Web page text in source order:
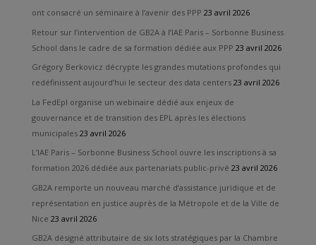
ont consacré un séminaire à l’avenir des PPP 23 avril 2026
Retour sur l’intervention de GB2A à l’IAE Paris – Sorbonne Business
School dans le cadre de sa formation dédiée aux PPP 23 avril 2026
Grégory Berkovicz décrypte les grandes mutations profondes qui
redéfinissent aujourd’hui le secteur des data centers 23 avril 2026
La FedEpl organise un webinaire dédié aux enjeux de
gouvernance et de transition des EPL après les élections
municipales 23 avril 2026
L’IAE Paris – Sorbonne Business School ouvre les inscriptions à sa
formation 2026 dédiée aux partenariats public-privé 23 avril 2026
GB2A remporte un nouveau marché d’assistance juridique et de
représentation en justice auprès de la Métropole et de la Ville de
Nice 23 avril 2026
GB2A désigné attributaire de six lots stratégiques par la Chambre